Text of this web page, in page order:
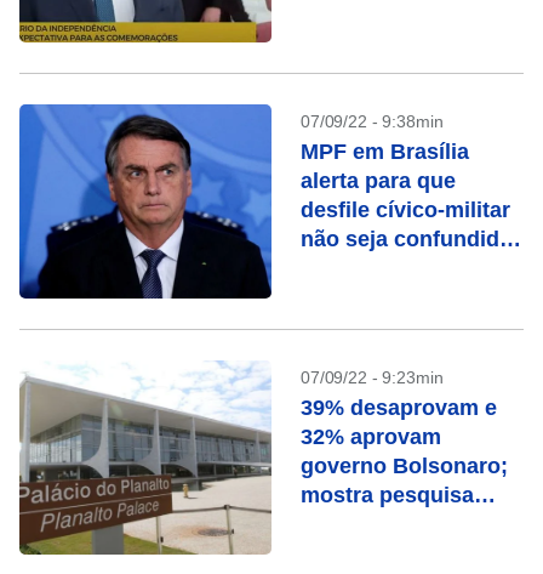
07/09/22 - 9:38min
MPF em Brasília
alerta para que
desfile cívico-militar
não seja confundido
07/09/22 - 9:23min
39% desaprovam e
32% aprovam
governo Bolsonaro;
mostra pesquisa